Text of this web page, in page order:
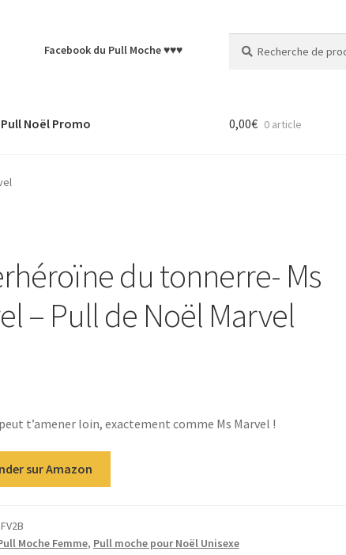
Facebook du Pull Moche ♥♥♥
pour :
Pull Noël Promo 0,00€ 0 article
du tonnerre- Ms
– Pull de Noël Marvel
t’amener loin, exactement comme Ms Marvel !
sur Amazon
Moche Femme, Pull moche pour Noël Unisexe